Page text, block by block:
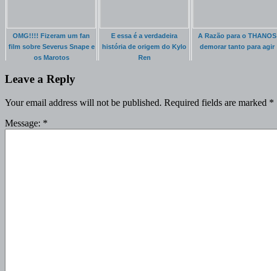
OMG!!!! Fizeram um fan
film sobre Severus Snape e
os Marotos
E essa é a verdadeira
história de origem do Kylo
Ren
A Razão para o THANOS
demorar tanto para agir
Leave a Reply
Your email address will not be published. Required fields are marked *
Message: *